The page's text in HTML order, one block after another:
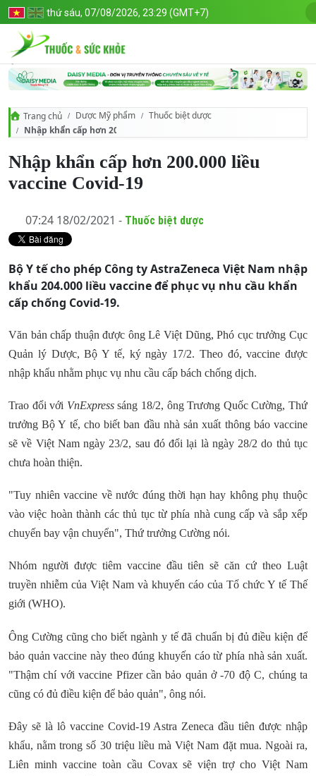
thứ sáu, 07/08/2026, 23:29 (GMT+7)
Trang chủ Dược Mỹ phẩm
Thuốc biệt dược
Nhập khẩn cấp hơn 200.000 liều vaccine Covid-19
Nhập khẩn cấp hơn 200.000 liều
vaccine Covid-19
07:24 18/02/2021 - Thuốc biệt dược
Bộ Y tế cho phép Công ty AstraZeneca Việt Nam nhập
khẩu 204.000 liều vaccine để phục vụ nhu cầu khẩn
cấp chống Covid-19.
Văn bản chấp thuận được ông Lê Việt Dũng, Phó cục trưởng Cục
Quản lý Dược, Bộ Y tế, ký ngày 17/2. Theo đó, vaccine được
nhập khẩu nhằm phục vụ nhu cầu cấp bách chống dịch.
Trao đổi với VnExpresssáng 18/2, ông Trương Quốc Cường, Thứ
trưởng Bộ Y tế, cho biết ban đầu nhà sản xuất thông báo vaccine
sẽ về Việt Nam ngày 23/2, sau đó đổi lại là ngày 28/2 do thủ tục
chưa hoàn thiện.
"Tuy nhiên vaccine về nước đúng thời hạn hay không phụ thuộc
vào việc hoàn thành các thủ tục từ phía nhà cung cấp và sắp xếp
chuyến bay vận chuyển", Thứ trưởng Cường nói.
Nhóm người được tiêm vaccine đầu tiên sẽ căn cứ theo Luật
truyền nhiễm của Việt Nam và khuyến cáo của Tổ chức Y tế Thế
giới (WHO).
Ông Cường cũng cho biết ngành y tế đã chuẩn bị đủ điều kiện để
bảo quản vaccine này theo đúng khuyến cáo từ phía nhà sản xuất.
"Thậm chí với vaccine Pfizer cần bảo quản ở -70 độ C, chúng ta
cũng có đủ điều kiện để bảo quản", ông nói.
Đây sẽ là lô vaccine Covid-19 Astra Zeneca đầu tiên được nhập
khẩu, nằm trong số 30 triệu liều mà Việt Nam đặt mua. Ngoài ra,
Liên minh vaccine toàn cầu Covax sẽ viện trợ cho Việt Nam